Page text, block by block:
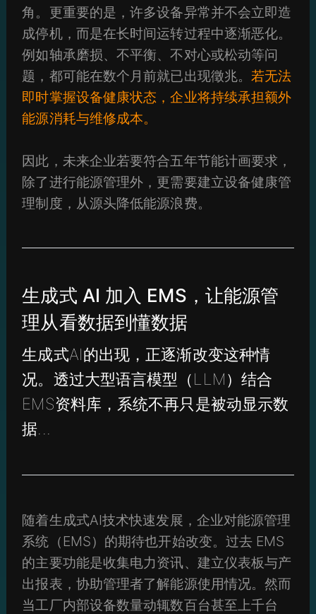
角。更重要的是，许多设备异常并不会立即造
成停机，而是在长时间运转过程中逐渐恶化。
例如轴承磨损、不平衡、不对心或松动等问
题，都可能在数个月前就已出现徵兆。 若无法
即时掌握设备健康状态，企业将持续承担额外
能源消耗与维修成本。
因此，未来企业若要符合五年节能计画要求，
除了进行能源管理外，更需要建立设备健康管
理制度，从源头降低能源浪费。
生成式 AI 加入 EMS，让能源管
理从看数据到懂数据
生成式AI的出现，正逐渐改变这种情
况。透过大型语言模型（LLM）结合
EMS资料库，系统不再只是被动显示数
据...
随着生成式AI技术快速发展，企业对能源管理
系统（EMS）的期待也开始改变。过去 EMS
的主要功能是收集电力资讯、建立仪表板与产
出报表，协助管理者了解能源使用情况。然而
当工厂内部设备数量动辄数百台甚至上千台